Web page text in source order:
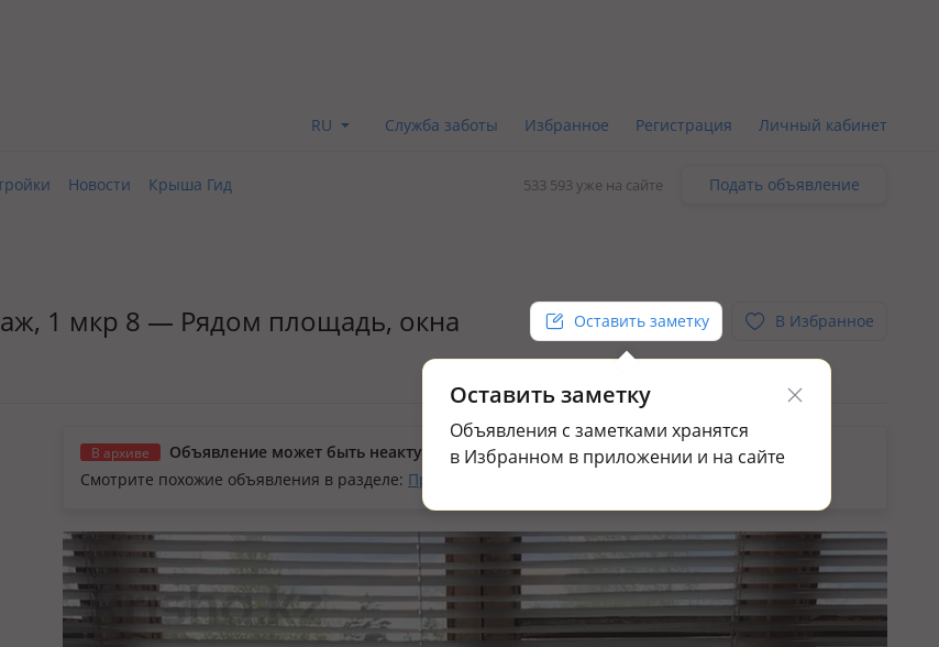
RU Служба заботы Избранное Регистрация Личный кабинет
Новости Крыша Гид 533 593 уже на сайте Подать объявление
1 мкр 8 — Рядом площадь, окна
Оставить заметку
Оставить заметку
Объявления с заметками хранятся
в Избранном в приложении и на сайте
В Избранное
В архиве
Объявление может быть неактуальным.
Смотрите похожие объявления в разделе: Продажа квартир в Качаре